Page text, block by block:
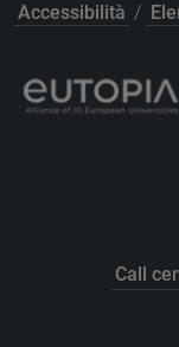
Accessibilità /
Call